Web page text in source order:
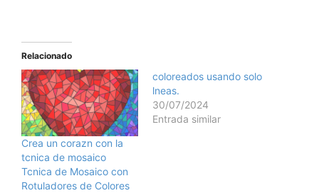
Relacionado
Crea un corazn con la
tcnica de mosaico
Tcnica de Mosaico con
Rotuladores de Colores
coloreados usando solo
lneas.
30/07/2024
Entrada similar